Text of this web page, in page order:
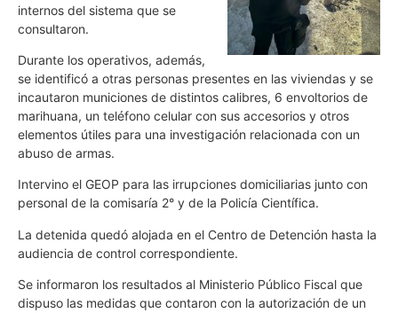
internos del sistema que se
consultaron.
Durante los operativos, además,
se identificó a otras personas presentes en las viviendas y se
incautaron municiones de distintos calibres, 6 envoltorios de
marihuana, un teléfono celular con sus accesorios y otros
elementos útiles para una investigación relacionada con un
abuso de armas.
Intervino el GEOP para las irrupciones domiciliarias junto con
personal de la comisaría 2° y de la Policía Científica.
La detenida quedó alojada en el Centro de Detención hasta la
audiencia de control correspondiente.
Se informaron los resultados al Ministerio Público Fiscal que
dispuso las medidas que contaron con la autorización de un